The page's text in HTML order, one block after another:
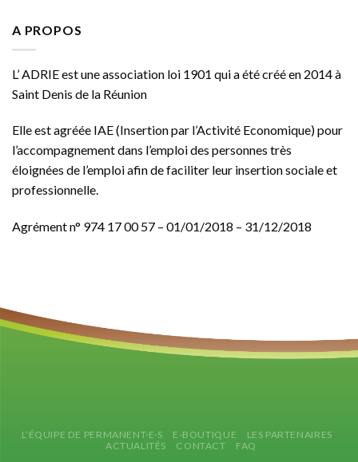
A PROPOS
L’ ADRIE est une association loi 1901 qui a été créé en 2014 à
Saint Denis de la Réunion
Elle est agréée IAE(Insertion par l’Activité Economique) pour
l’accompagnement dans l’emploi des personnes très
éloignées de l’emploi afin de faciliter leur insertion sociale et
professionnelle.
Agrément n° 974 17 00 57 – 01/01/2018 – 31/12/2018
L’ÉQUIPE DE PERMANENT·E·S E-BOUTIQUE
LES PARTENAIRES
ACTUALITÉS
CONTACT FAQ